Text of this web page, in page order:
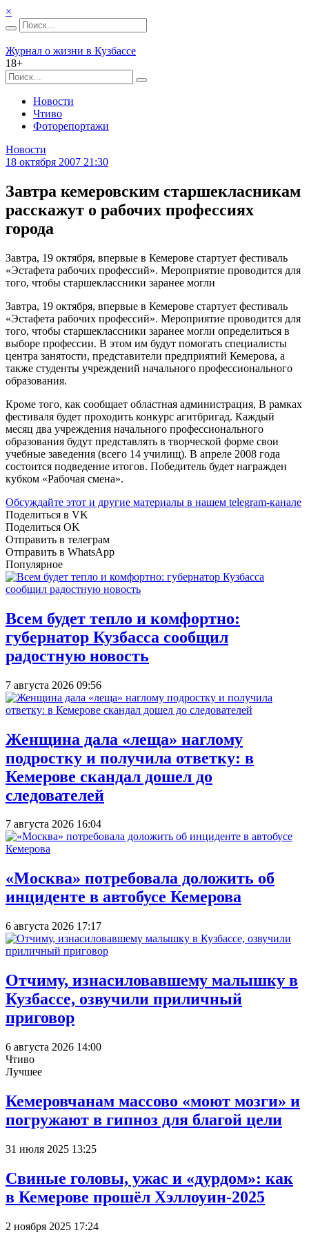
×
Журнал о жизни в Кузбассе
18+
Новости
Чтиво
Фоторепортажи
Новости
18 октября 2007 21:30
Завтра кемеровским старшекласникам
расскажут о рабочих профессиях
города
Завтра, 19 октября, впервые в Кемерове стартует фестиваль
«Эстафета рабочих профессий». Мероприятие проводится для
того, чтобы старшеклассники заранее могли
Завтра, 19 октября, впервые в Кемерове стартует фестиваль
«Эстафета рабочих профессий». Мероприятие проводится для
того, чтобы старшеклассники заранее могли определиться в
выборе профессии. В этом им будут помогать специалисты
центра занятости, представители предприятий Кемерова, а
также студенты учреждений начального профессионального
образования.
Кроме того, как сообщает областная администрация, В рамках
фестиваля будет проходить конкурс агитбригад. Каждый
месяц два учреждения начального профессионального
образования будут представлять в творческой форме свои
учебные заведения (всего 14 училищ). В апреле 2008 года
состоится подведение итогов. Победитель будет награжден
кубком «Рабочая смена».
Обсуждайте этот и другие материалы в нашем telegram-канале
Поделиться в VK
Поделиться OK
Отправить в телеграм
Отправить в WhatsApp
Популярное
Всем будет тепло и комфортно:
губернатор Кузбасса сообщил
радостную новость
7 августа 2026 09:56
Женщина дала «леща» наглому
подростку и получила ответку: в
Кемерове скандал дошел до
следователей
7 августа 2026 16:04
«Москва» потребовала доложить об
инциденте в автобусе Кемерова
6 августа 2026 17:17
Отчиму, изнасиловавшему малышку в
Кузбассе, озвучили приличный
приговор
6 августа 2026 14:00
Чтиво
Лучшее
Кемеровчанам массово «моют мозги» и
погружают в гипноз для благой цели
31 июля 2025 13:25
Свиные головы, ужас и «дурдом»: как
в Кемерове прошёл Хэллоуин-2025
2 ноября 2025 17:24